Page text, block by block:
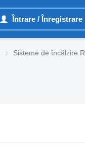
Întrare / Înregistrare
Sisteme de încălzire